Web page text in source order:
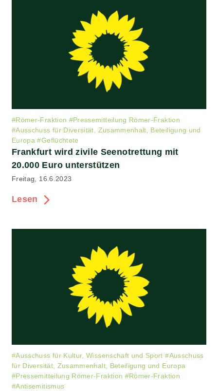
#Römer-Fraktion #Pressemitteilung Römer-Fraktion
#Ausschuss für Diversität, Zusammenhalt, Beteiligung und
Europa #Geflüchtete
Frankfurt wird zivile Seenotrettung mit
20.000 Euro unterstützen
Freitag, 16.6.2023
Lesen
#Ausschuss für Kultur, Wissenschaft und Sport#Ausschuss
für Diversität, Zusammenhalt, Beteiligung und Europa
#Pressemitteilung Römer-Fraktion #Römer-Fraktion
#Antisemitismus